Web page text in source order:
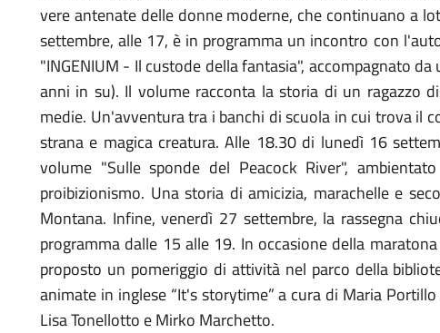
vere antenate delle donne moderne, che continuano a
settembre, alle 17, è in programma un incontro con
"INGENIUM - Il custode della fantasia", accompagnato
anni in su). Il volume racconta la storia di un ragazzo
medie. Un'avventura tra i banchi di scuola in cui trova il
strana e magica creatura. Alle 18.30 di lunedì 16
volume "Sulle sponde del Peacock River",
proibizionismo. Una storia di amicizia, marachelle e
Montana. Infine, venerdì 27 settembre, la rassegna
programma dalle 15 alle 19. In occasione della
proposto un pomeriggio di attività nel parco della
animate in inglese “It's storytime” a cura di Maria
Lisa Tonellotto e Mirko Marchetto.